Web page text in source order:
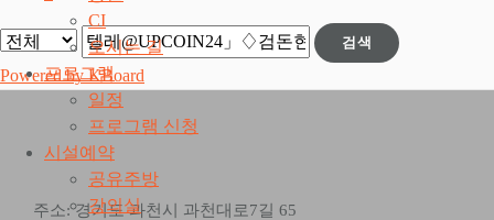
CI
오시는 길
프로그램
일정
프로그램 신청
시설예약
공유주방
강의실
검색
Powered by KBoard
주소: 경기도 과천시 과천대로7길 65